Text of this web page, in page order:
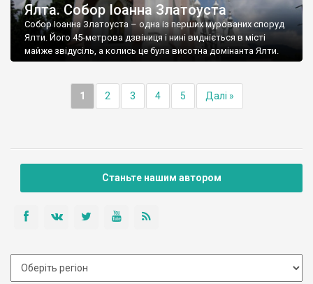
Ялта. Собор Іоанна Златоуста
Собор Іоанна Златоуста – одна із перших мурованих споруд
Ялти. Його 45-метрова дзвіниця і нині видніється в місті
майже звідусіль, а колись це була висотна домінанта Ялти.
1 2 3 4 5 Далі »
Станьте нашим автором